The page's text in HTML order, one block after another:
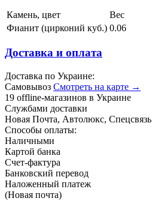
Камень, цвет
Вес
Фианит (цирконий куб.) 0.06
Доставка и оплата
Доставка по Украине:
Самовывоз Смотреть на карте →
19 offline-магазинов в Украине
Службами доставки
Новая Почта, Автолюкс, Спецсвязь
Способы оплаты:
Наличными
Картой банка
Счет-фактура
Банковский перевод
Наложенный платеж
(Новая почта)